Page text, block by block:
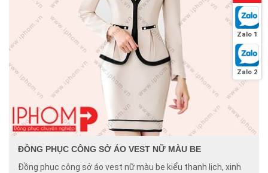
ĐỒNG PHỤC CÔNG SỞ ÁO VEST NỮ MÀU BE
Đồng phục công sở áo vest nữ màu be kiểu thanh lịch, xinh
Zalo 1
Zalo 2